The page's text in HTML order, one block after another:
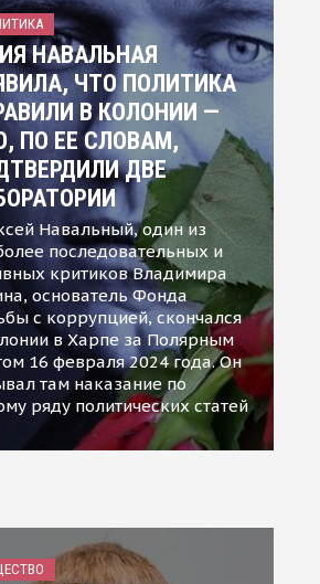
НАВАЛЬНАЯ
ЧТО ПОЛИТИКА
В КОЛОНИИ —
ПО ЕЕ СЛОВАМ,
ДВЕ
Навальный, один из
последовательных и
критиков Владимира
основатель Фонда
с коррупцией, скончался
в Харпе за Полярным
16 февраля 2024 года. Он
там наказание по
ряду политических статей